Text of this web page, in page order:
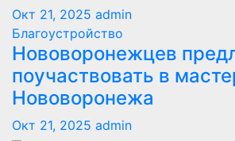
Окт 21, 2025 admin
Благоустройство
Нововоронежцев
поучаствовать в
Нововоронежа
Окт 21, 2025 admin